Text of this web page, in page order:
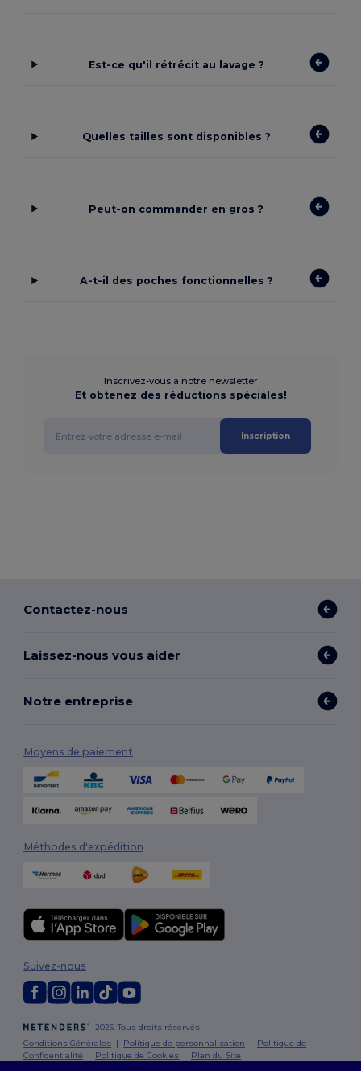
Est-ce qu'il rétrécit au lavage ?
Quelles tailles sont disponibles ?
Peut-on commander en gros ?
A-t-il des poches fonctionnelles ?
Inscrivez-vous à notre newsletter
Et obtenez des réductions spéciales!
Inscription
Contactez-nous
Laissez-nous vous aider
Notre entreprise
Moyens de paiement
Méthodes d'expédition
2026. Tous droits réservés
Conditions Générales | Politique de personnalisation | Politique de
Confidentialité | Politique de Cookies | Plan du Site
Suivez-nous